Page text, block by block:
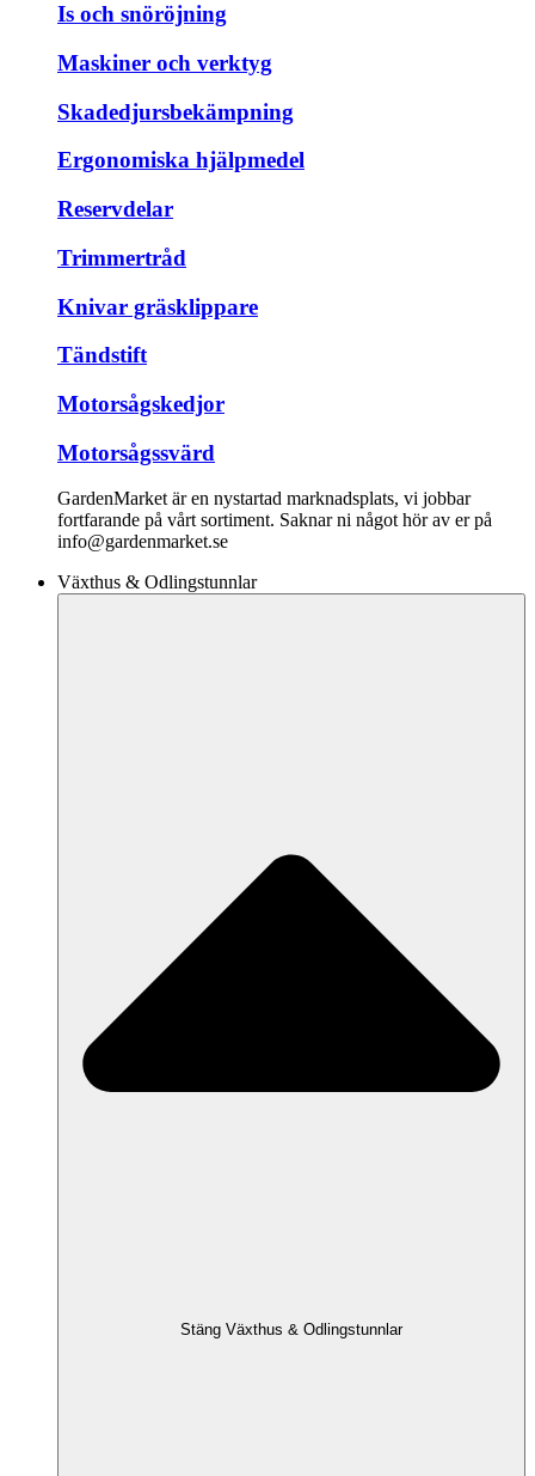
Is och snöröjning
Maskiner och verktyg
Skadedjursbekämpning
Ergonomiska hjälpmedel
Reservdelar
Trimmertråd
Knivar gräsklippare
Tändstift
Motorsågskedjor
Motorsågssvärd
GardenMarket är en nystartad marknadsplats, vi jobbar
fortfarande på vårt sortiment. Saknar ni något hör av er på
info@gardenmarket.se
Växthus & Odlingstunnlar
Stäng Växthus & Odlingstunnlar